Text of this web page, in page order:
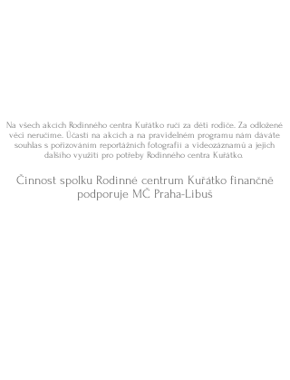
Na všech akcích Rodinného centra Kuřátko ručí za děti rodiče. Za odložené
věci neručíme. Účastí na akcích a na pravidelném programu nám dáváte
souhlas s pořizováním reportážních fotografií a videozáznamů a jejich
dalšího využití pro potřeby Rodinného centra Kuřátko.
Činnost spolku Rodinné centrum Kuřátko finančně
podporuje MČ Praha-Libuš